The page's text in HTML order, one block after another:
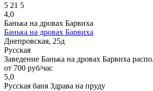
5 21 5
4,0
Банька на дровах Барвиха
Банька на дровах Барвиха
Днепровская, 25д
Русская
Заведение Банька на дровах Барвиха
от 700 руб/час
5,0
Русская баня Здрава на пруду